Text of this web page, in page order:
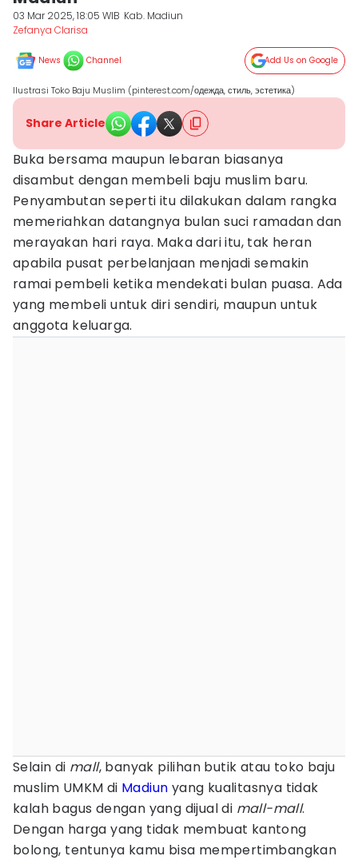
03 Mar 2025, 18:05 WIB Kab. Madiun
Zefanya Clarisa
News Channel Add Us on Google
Ilustrasi Toko Baju Muslim (pinterest.com/одежда, стиль, эстетика)
Share Article
Buka bersama maupun lebaran biasanya
disambut dengan membeli baju muslim baru.
Penyambutan seperti itu dilakukan dalam rangka
memeriahkan datangnya bulan suci ramadan dan
merayakan hari raya. Maka dari itu, tak heran
apabila pusat perbelanjaan menjadi semakin
ramai pembeli ketika mendekati bulan puasa. Ada
yang membeli untuk diri sendiri, maupun untuk
anggota keluarga.
Selain di mall, banyak pilihan butik atau toko baju
muslim UMKM di Madiun yang kualitasnya tidak
kalah bagus dengan yang dijual di mall-mall.
Dengan harga yang tidak membuat kantong
bolong, tentunya kamu bisa mempertimbangkan